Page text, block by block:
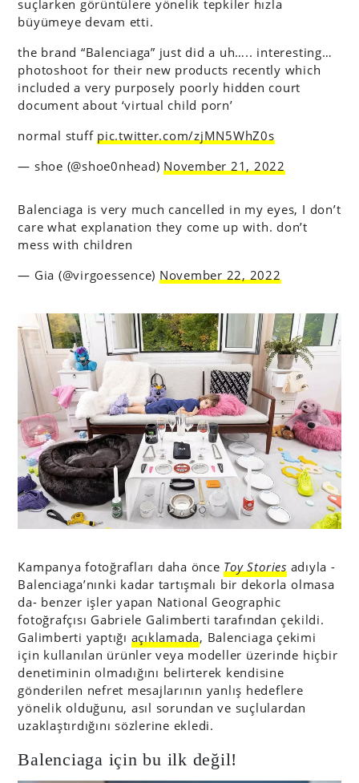
suçlarken görüntülere yönelik tepkiler hızla
büyümeye devam etti.
the brand “Balenciaga” just did a uh….. interesting…
photoshoot for their new products recently which
included a very purposely poorly hidden court
document about ‘virtual child porn’
normal stuff pic.twitter.com/zjMN5WhZ0s
— shoe (@shoe0nhead) November 21, 2022
Balenciaga is very much cancelled in my eyes, I don’t
care what explanation they come up with. don’t
mess with children
— Gia (@virgoessence) November 22, 2022
Kampanya fotoğrafları daha önce Toy Stories adıyla -
Balenciaga’nınki kadar tartışmalı bir dekorla olmasa
da- benzer işler yapan National Geographic
fotoğrafçısı Gabriele Galimberti tarafından çekildi.
Galimberti yaptığı açıklamada, Balenciaga çekimi
için kullanılan ürünler veya modeller üzerinde hiçbir
denetiminin olmadığını belirterek kendisine
gönderilen nefret mesajlarının yanlış hedeflere
yönelik olduğunu, asıl sorundan ve suçlulardan
uzaklaştırdığını sözlerine ekledi.
Balenciaga için bu ilk değil!